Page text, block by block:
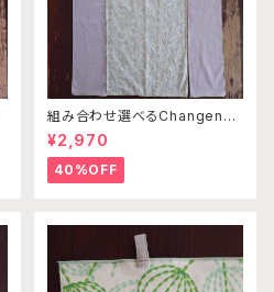
組み合わせ選べるChangenab
leエプロン ※前部分のみ サ
ークル刺繍ベージュ×ライトピン
ク×ライトピンク （※本体部分
は別売りです）
¥2,970
40%OFF